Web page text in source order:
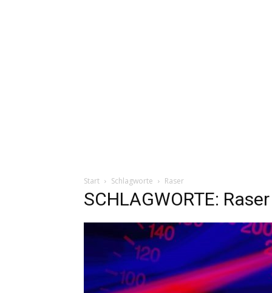
Start Schlagworte Raser
SCHLAGWORTE: Raser